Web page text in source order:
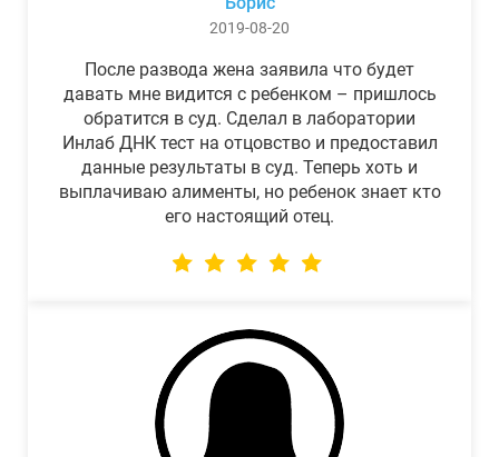
2019-08-20
После развода жена заявила что будет
давать мне видится с ребенком – пришлось
обратится в суд. Сделал в лаборатории
Инлаб ДНК тест на отцовство и предоставил
данные результаты в суд. Теперь хоть и
выплачиваю алименты, но ребенок знает кто
его настоящий отец.